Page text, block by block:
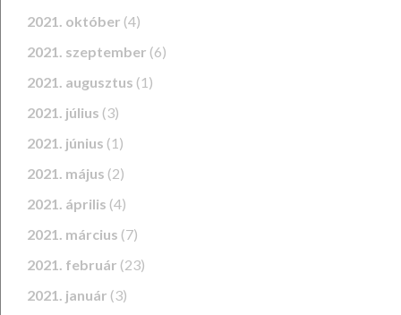
2021. október (4)
2021. szeptember (6)
2021. augusztus (1)
2021. július (3)
2021. június (1)
2021. május (2)
2021. április (4)
2021. március (7)
2021. február (23)
2021. január (3)